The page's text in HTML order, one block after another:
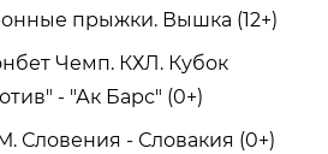
прыжки. Вышка (12+)
Чемп. КХЛ. Кубок
- "Ак Барс" (0+)
Словения - Словакия (0+)